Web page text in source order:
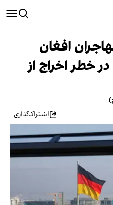
افغان
خطر اخراج از
اشتراک‌گذاری